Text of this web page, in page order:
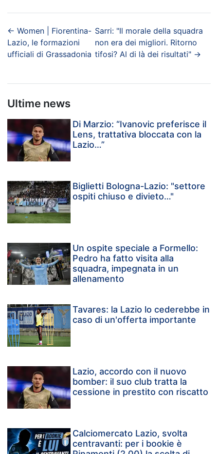
← Women | Fiorentina-
Lazio, le formazioni
ufficiali di Grassadonia
Sarri: "Il morale della squadra
non era dei migliori. Ritorno
tifosi? Al di là dei risultati" →
Ultime news
Di Marzio: “Ivanovic preferisce il
Lens, trattativa bloccata con la
Lazio…”
Biglietti Bologna-Lazio: "settore
ospiti chiuso e divieto…"
Un ospite speciale a Formello:
Pedro ha fatto visita alla
squadra, impegnata in un
allenamento
Tavares: la Lazio lo cederebbe in
caso di un'offerta importante
Lazio, accordo con il nuovo
bomber: il suo club tratta la
cessione in prestito con riscatto
Calciomercato Lazio, svolta
centravanti: per i bookie è